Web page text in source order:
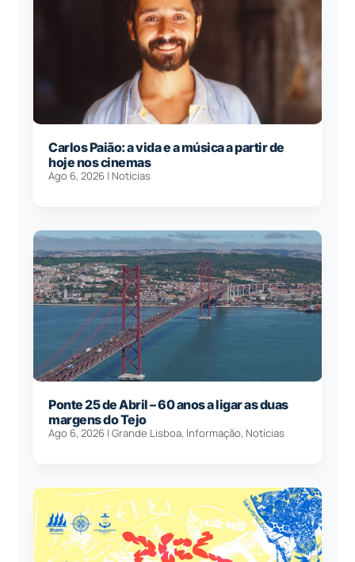
Carlos Paião: a vida e a música a partir de
hoje nos cinemas
Ago 6, 2026 | Notícias
Ponte 25 de Abril – 60 anos a ligar as duas
margens do Tejo
Ago 6, 2026 |Grande Lisboa, Informação, Notícias